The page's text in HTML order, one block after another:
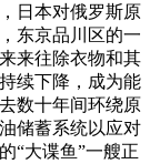
日本对俄罗斯原
东京品川区的一
来往除衣物和其
续下降，成为能
数十年间环绕原
储蓄系统以应对
“大谍鱼”一艘正